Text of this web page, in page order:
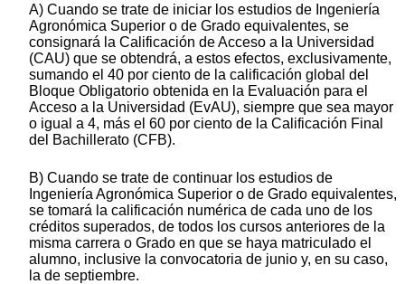
A) Cuando se trate de iniciar los estudios de Ingeniería
Agronómica Superior o de Grado equivalentes, se
consignará la Calificación de Acceso a la Universidad
(CAU) que se obtendrá, a estos efectos, exclusivamente,
sumando el 40 por ciento de la calificación global del
Bloque Obligatorio obtenida en la Evaluación para el
Acceso a la Universidad (EvAU), siempre que sea mayor
o igual a 4, más el 60 por ciento de la Calificación Final
del Bachillerato (CFB).
B) Cuando se trate de continuar los estudios de
Ingeniería Agronómica Superior o de Grado equivalentes,
se tomará la calificación numérica de cada uno de los
créditos superados, de todos los cursos anteriores de la
misma carrera o Grado en que se haya matriculado el
alumno, inclusive la convocatoria de junio y, en su caso,
la de septiembre.